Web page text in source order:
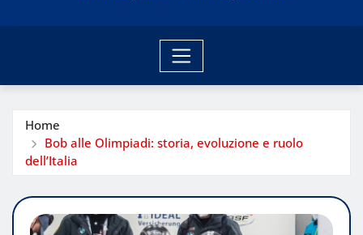
Home
Bob alle Olimpiadi: storia, evoluzione e ruolo
dell’Italia